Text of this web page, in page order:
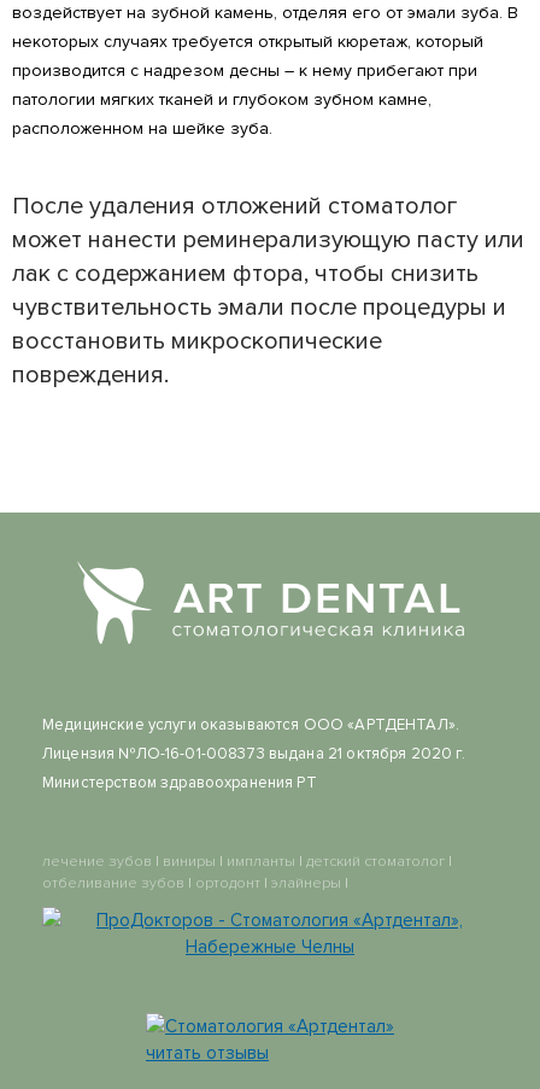
воздействует на зубной камень, отделяя его от эмали зуба. В
некоторых случаях требуется открытый кюретаж, который
производится с надрезом десны – к нему прибегают при
патологии мягких тканей и глубоком зубном камне,
расположенном на шейке зуба.
После удаления отложений стоматолог
может нанести реминерализующую пасту или
лак с содержанием фтора, чтобы снизить
чувствительность эмали после процедуры и
восстановить микроскопические
повреждения.
Медицинские услуги оказываются ООО «АРТДЕНТАЛ».
Лицензия №ЛО-16-01-008373 выдана 21 октября 2020 г.
Министерством здравоохранения РТ
лечение зубов | виниры | импланты | детский стоматолог |
отбеливание зубов | ортодонт | элайнеры |
Стоматология «Артдентал»
читать отзывы